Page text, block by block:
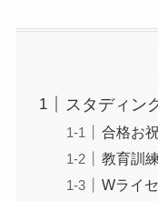
スタディン
合格お
教育訓
Wライ